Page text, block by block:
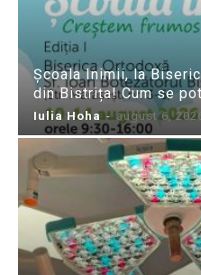
Școala Inimii, la
din Bistrița! Cum se
Iulia Hoha - august 6, 2026